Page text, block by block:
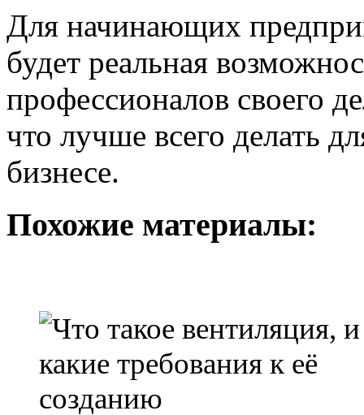
Для начинающих
будет реальная
профессионалов своего
что лучше всего делать
бизнесе.
Похожие материалы: